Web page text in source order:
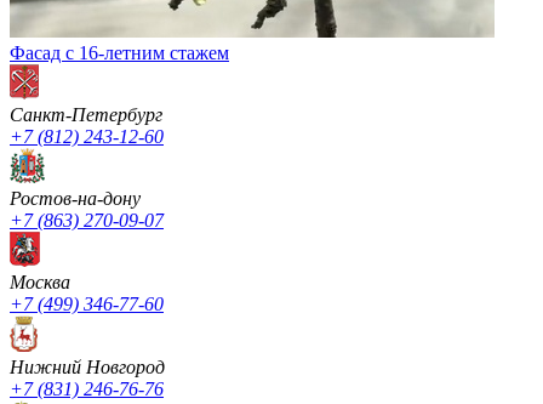
Фасад с 16-летним стажем
Санкт-Петербург
+7 (812) 243-12-60
Ростов-на-дону
+7 (863) 270-09-07
Москва
+7 (499) 346-77-60
Нижний Новгород
+7 (831) 246-76-76